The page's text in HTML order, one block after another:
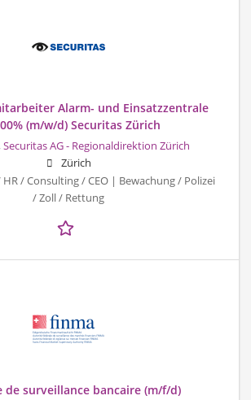
Alarm- und Einsatzzentrale
(m/w/d) Securitas Zürich
Securitas AG - Regionaldirektion Zürich
Zürich
/ Consulting / CEO | Bewachung / Polizei
/ Zoll / Rettung
de surveillance bancaire (m/f/d)